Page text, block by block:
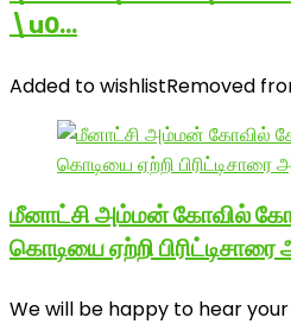
\u0…
Added to wishlistRemoved
மீனாட்சி அம்மன் கோவில்
கொடியை ஏற்றி
We will be happy to hear